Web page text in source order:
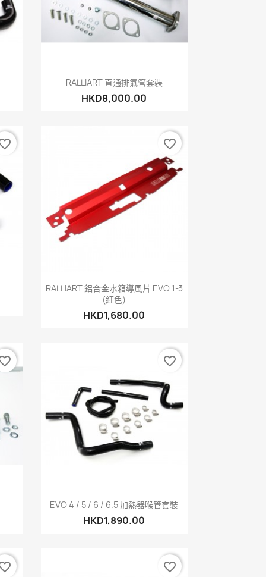
快速查看
RALLIART 直通排氣管套裝
HKD8,000.00
快速查看
RALLIART 鋁合金水箱導風片 EVO 1-3
(紅色)
HKD1,680.00
favorite_border
快速查看
EVO 4 / 5 / 6 / 6.5 加熱器喉管套裝
HKD1,890.00
favorite_border
favorite_border